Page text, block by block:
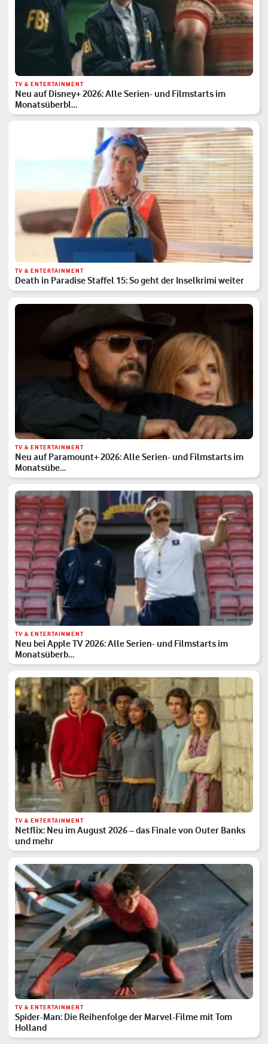
TV & ENTERTAINMENT
Neu auf Disney+ 2026: Alle Serien- und Filmstarts im
Monatsüberbl…
TV & ENTERTAINMENT
Death in Paradise Staffel 15: So geht der Inselkrimi weiter
TV & ENTERTAINMENT
Neu auf Paramount+ 2026: Alle Serien- und Filmstarts im
Monatsübe…
TV & ENTERTAINMENT
Neu bei Apple TV 2026: Alle Serien- und Filmstarts im
Monatsüberb…
TV & ENTERTAINMENT
Netflix: Neu im August 2026 – das Finale von Outer Banks
und mehr
TV & ENTERTAINMENT
Spider-Man: Die Reihenfolge der Marvel-Filme mit Tom
Holland